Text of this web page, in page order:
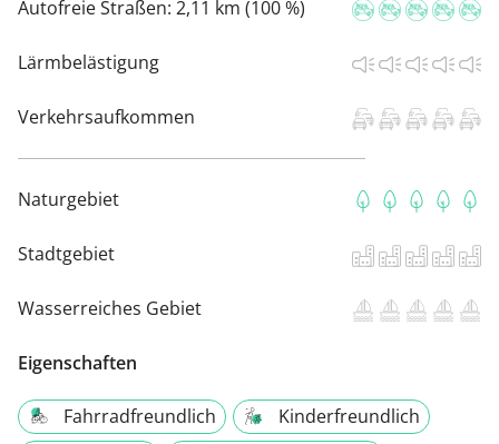
Autofreie Straßen: 2,11 km (100 %)
Lärmbelästigung
Verkehrsaufkommen
Naturgebiet
Stadtgebiet
Wasserreiches Gebiet
Eigenschaften
Fahrradfreundlich
Kinderfreundlich